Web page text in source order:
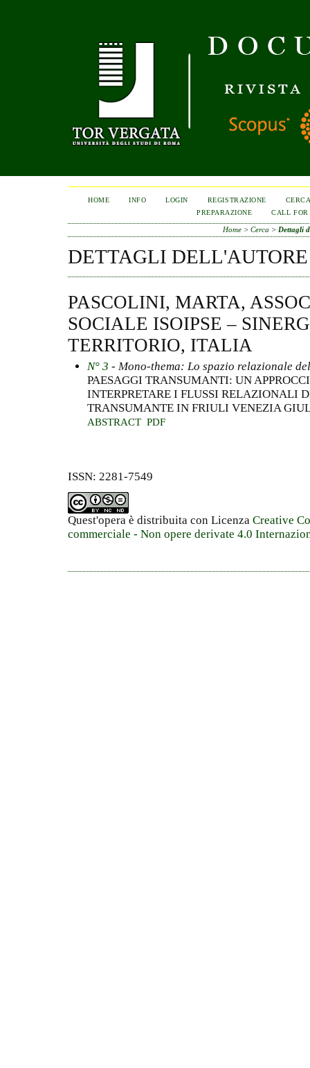
HOME INFO LOGIN REGISTRAZIONE
PREPARAZIONE
CALL FOR
Home> Cerca > Dettagli
DETTAGLI DELL'AUTORE
PASCOLINI, MARTA,
SOCIALE ISOIPSE –
TERRITORIO, ITALIA
N° 3 - Mono-thema: Lo spazio relazionale
PAESAGGI TRANSUMANTI: UN
INTERPRETARE I FLUSSI RELAZIONALI
TRANSUMANTE IN FRIULI VENEZIA
ABSTRACT PDF
ISSN: 2281-7549
Quest'opera è distribuita con Licenza Creative
commerciale - Non opere derivate 4.0